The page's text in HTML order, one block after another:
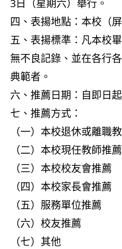
3日（星期六）舉行。
四、表揚地點：本校（
五、表揚標準：凡本校
無不良記錄、並在各行
典範者。
六、推薦日期：自即日
七、推薦方式：
（一）本校退休或離職
（二）本校現任教師推薦
（三）本校校友會推薦
（四）本校家長會推薦
（五）服務單位推薦
（六）校友推薦
（七）其他